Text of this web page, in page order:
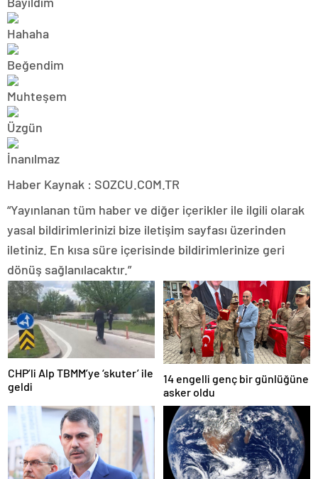
Haber Kaynak : SOZCU.COM.TR
“Yayınlanan tüm haber ve diğer içerikler ile ilgili olarak
yasal bildirimlerinizi bize iletişim sayfası üzerinden
iletiniz. En kısa süre içerisinde bildirimlerinize geri
dönüş sağlanılacaktır.”
CHP’li Alp TBMM’ye ‘skuter’ ile
geldi
14 engelli genç bir günlüğüne
asker oldu